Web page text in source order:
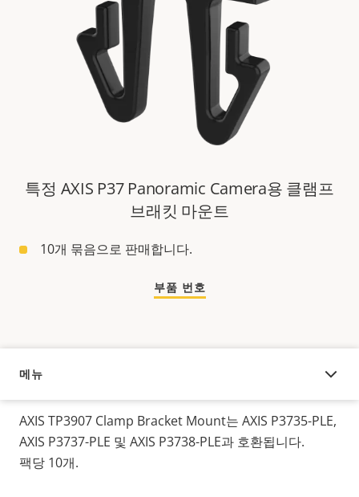
특정 AXIS P37 Panoramic Camera용 클램프
브래킷 마운트
10개 묶음으로 판매합니다.
부품 번호
메뉴
오버뷰
AXIS TP3907 Clamp Bracket Mount는 AXIS P3735-PLE,
AXIS P3737-PLE 및 AXIS P3738-PLE과 호환됩니다.
팩당 10개.